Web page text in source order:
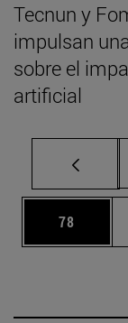
Tecnun y
impulsan
sobre el
artificial
Página
78